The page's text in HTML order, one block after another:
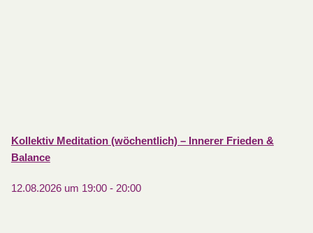
Kollektiv Meditation (wöchentlich) – Innerer Frieden &
Balance
12.08.2026 um 19:00- 20:00